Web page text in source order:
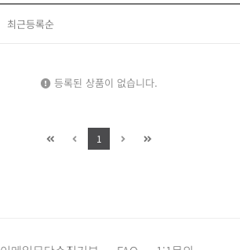
최근등록순
등록된 상품이 없습니다.
1